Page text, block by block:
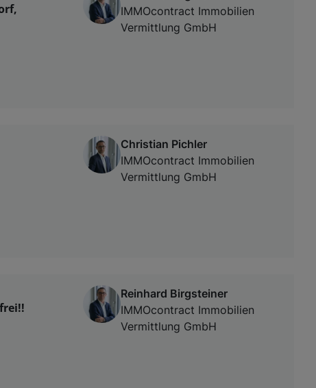
IMMOcontract Immobilien
Vermittlung GmbH
Christian Pichler
IMMOcontract Immobilien
Vermittlung GmbH
Reinhard Birgsteiner
IMMOcontract Immobilien
Vermittlung GmbH